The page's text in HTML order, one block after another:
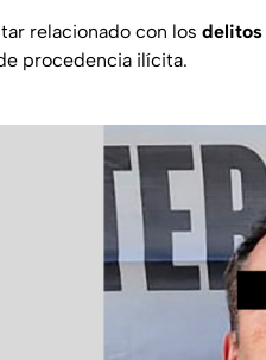
relacionado con los delitos
procedencia ilícita.